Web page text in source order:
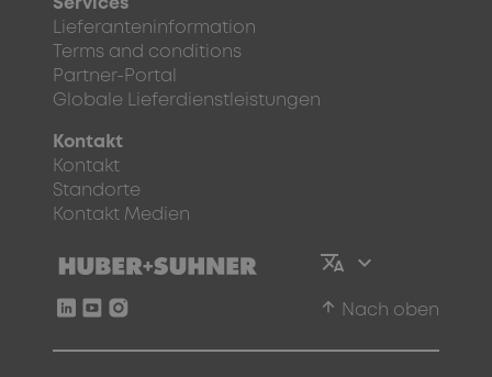
Services
Lieferanteninformation
Terms and conditions
Partner-Portal
Globale Lieferdienstleistungen
Kontakt
Kontakt
Standorte
Kontakt Medien
arrow_upward Nach oben